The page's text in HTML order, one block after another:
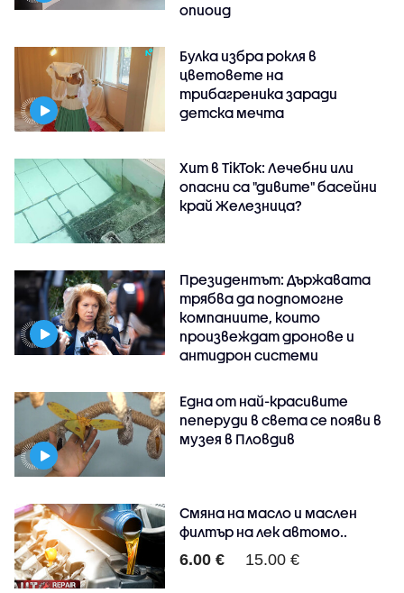
опиоид
Булка избра рокля в
цветовете на
трибагреника заради
детска мечта
Хит в TikTok: Лечебни или
опасни са "дивите" басейни
край Железница?
Президентът: Държавата
трябва да подпомогне
компаниите, които
произвеждат дронове и
антидрон системи
Една от най-красивите
пеперуди в света се появи в
музея в Пловдив
Смяна на масло и маслен
филтър на лек автомо..
6.00 € 15.00 €